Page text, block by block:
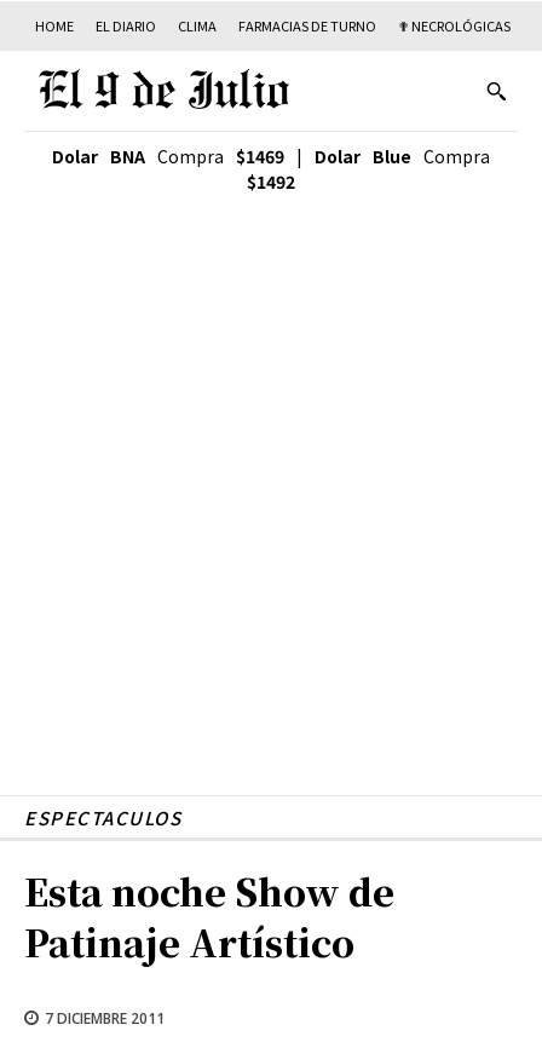
HOME EL DIARIO CLIMA FARMACIAS DE TURNO ✟ NECROLÓGICAS
Dolar BNA Compra $1469 | Dolar Blue Compra
$1492
ESPECTACULOS
Esta noche Show de
Patinaje Artístico
7 DICIEMBRE 2011